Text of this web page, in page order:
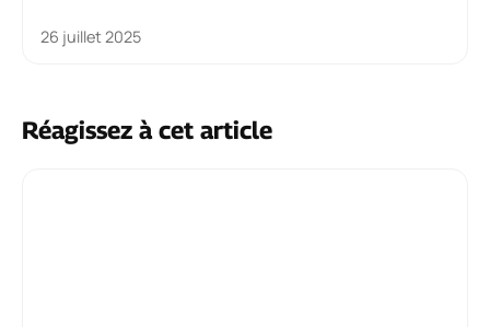
26 juillet 2025
Réagissez à cet article